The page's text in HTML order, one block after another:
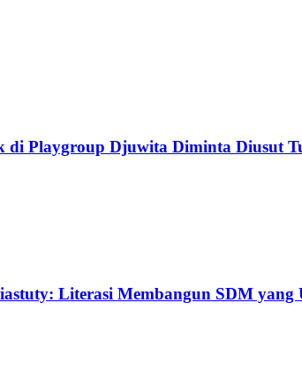
di Playgroup Djuwita Diminta Diusut
Literasi Membangun SDM yang